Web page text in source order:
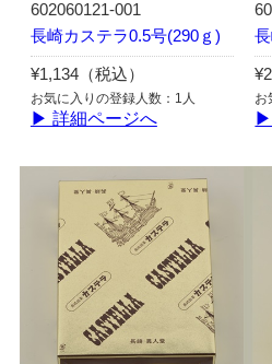
602060121-001
長崎カステラ0.5号(290ｇ)
¥1,134（税込）
お気に入りの登録人数：1人
▶ 詳細ページへ
お
▶